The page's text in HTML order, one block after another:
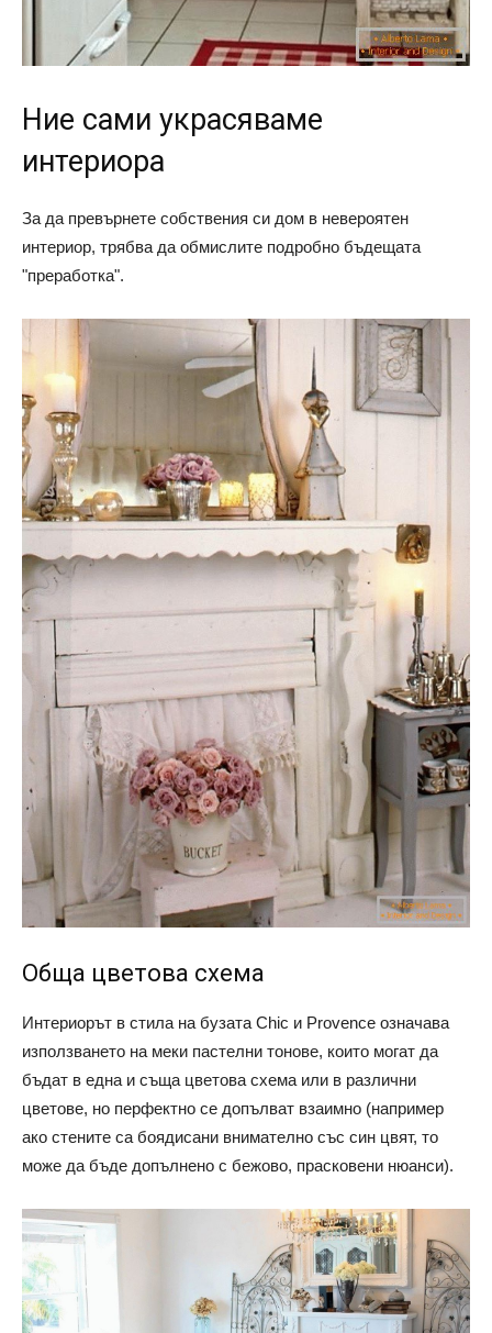
Ние сами украсяваме
интериора
За да превърнете собствения си дом в невероятен
интериор, трябва да обмислите подробно бъдещата
"преработка".
Обща цветова схема
Интериорът в стила на бузата Chic и Provence означава
използването на меки пастелни тонове, които могат да
бъдат в една и съща цветова схема или в различни
цветове, но перфектно се допълват взаимно (например
ако стените са боядисани внимателно със син цвят, то
може да бъде допълнено с бежово, прасковени нюанси).